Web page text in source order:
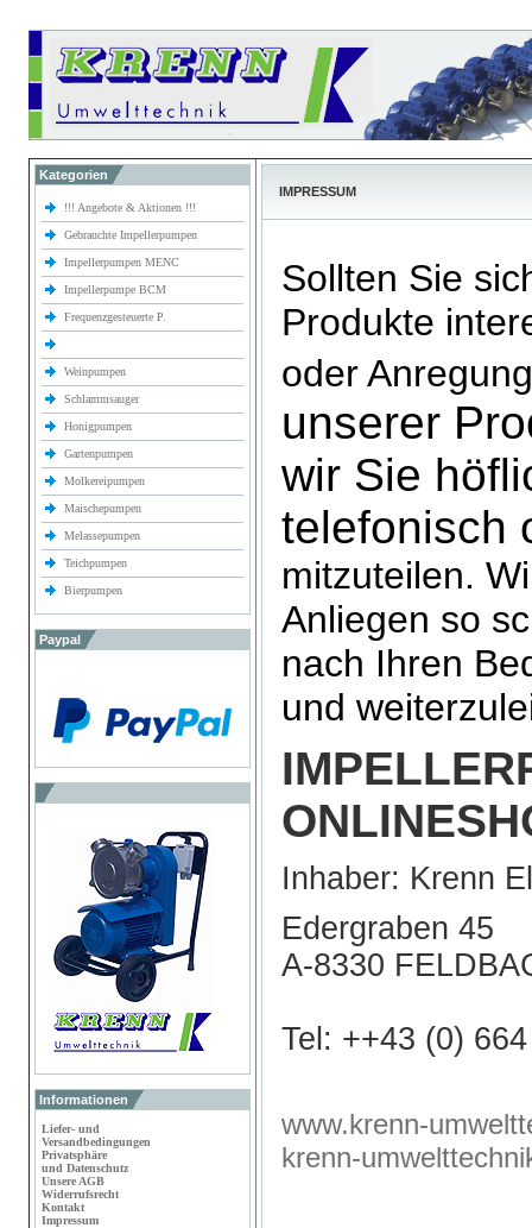
Kategorien
!!! Angebote & Aktionen !!!
Gebrauchte Impellerpumpen
Impellerpumpen MENC
Impellerpumpe BCM
Frequenzgesteuerte P.
Weinpumpen
Schlammsauger
Honigpumpen
Gartenpumpen
Molkereipumpen
Maischepumpen
Melassepumpen
Teichpumpen
Bierpumpen
Paypal
Informationen
Liefer- und
Versandbedingungen
Privatsphäre
und Datenschutz
Unsere AGB
Widerrufsrecht
Kontakt
Impressum
IMPRESSUM
Sollten Sie
Produkte
oder
unserer
wir Sie
telefonisch
mitzuteilen.
Anliegen so
nach Ihren
und
Inhaber: Krenn
Edergraben 45
A-8330
Tel: ++43 (0)
www.krenn-
krenn-